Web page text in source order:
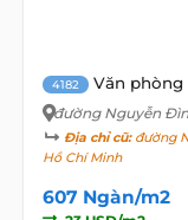
4182 Văn phòng
đường Nguyễn
Địa chỉ cũ:đường
Hồ Chí Minh
607 Ngàn/m2